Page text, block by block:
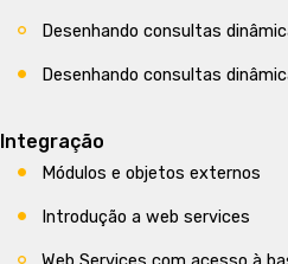
Desenhando consultas
Desenhando consultas
Integração
Módulos e objetos externos
Introdução a web services